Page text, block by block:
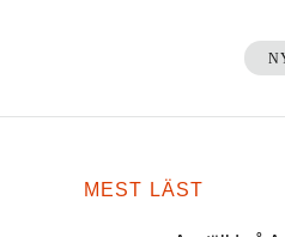
MEST LÄST